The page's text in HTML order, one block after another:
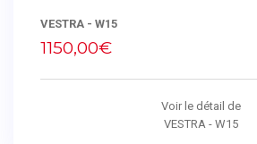
VESTRA - W15
1150,00€
Voir le détail de
VESTRA - W15